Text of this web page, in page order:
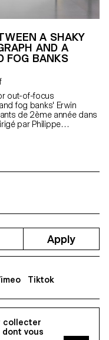
A SHAKY
AND A
FOG BANKS
out-of-focus
fog banks' Erwin
de 2ème année dans
par Philippe
Steve Reich Claude
Walther Lawrence
collecter
vous
Apply
Tiktok